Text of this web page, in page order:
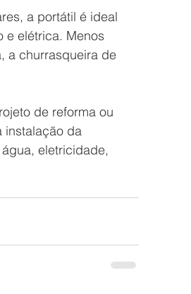
a portátil é ideal
e elétrica. Menos
a churrasqueira de
de reforma ou
instalação da
eletricidade,